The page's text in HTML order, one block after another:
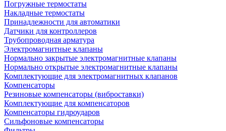
Погружные термостаты
Накладные термостаты
Принадлежности для автоматики
Датчики для контроллеров
Трубопроводная арматура
Электромагнитные клапаны
Нормально закрытые электромагнитные клапаны
Нормально открытые электромагнитные клапаны
Комплектующие для электромагнитных клапанов
Компенсаторы
Резиновые компенсаторы (виброставки)
Комплектующие для компенсаторов
Компенсаторы гидроударов
Сильфоновые компенсаторы